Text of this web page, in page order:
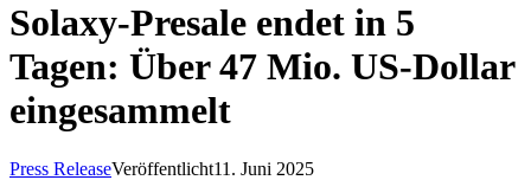
Solaxy-Presale endet in 5
Tagen: Über 47 Mio. US-Dollar
eingesammelt
Press ReleaseVeröffentlicht11. Juni 2025